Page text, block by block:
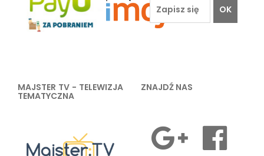
OK
MAJSTER TV - TELEWIZJA
TEMATYCZNA
ZNAJDŹ NAS